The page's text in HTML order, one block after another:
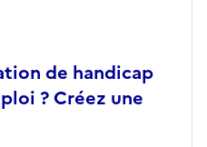
de handicap
? Créez une